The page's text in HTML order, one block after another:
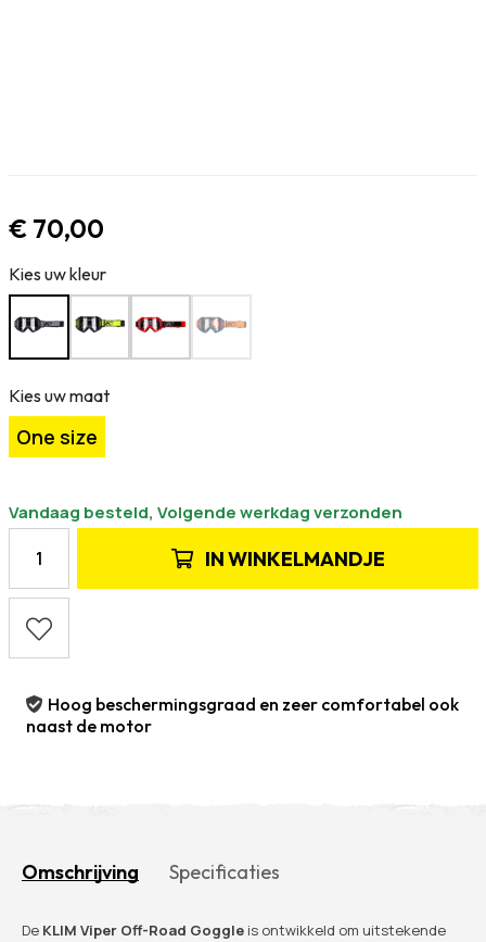
€ 70,00
Kies uw kleur
Kies uw maat
One size
Vandaag besteld, Volgende werkdag verzonden
INWINKELMANDJE
Hoog beschermingsgraad en zeer comfortabel ook
naast de motor
Omschrijving Specificaties
De KLIM Viper Off-Road Goggle is ontwikkeld om uitstekende